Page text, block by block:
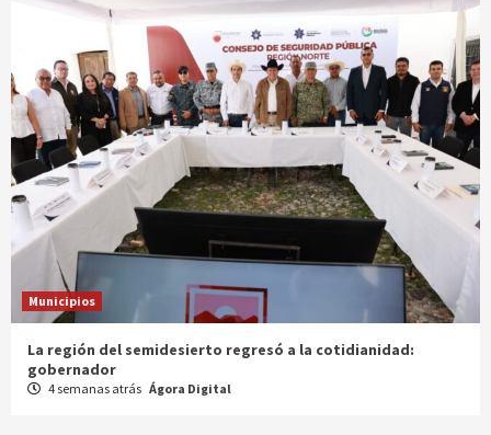
Municipios
Entrega gobernador a productores 100 mdp en semilla
1 mes atrás